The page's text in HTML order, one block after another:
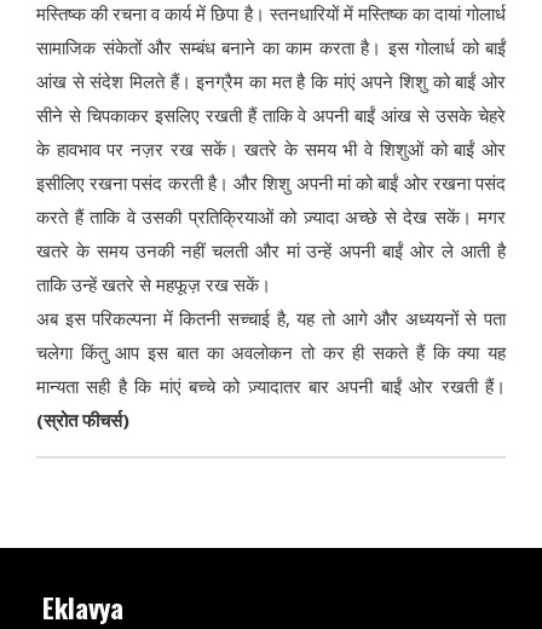
मस्तिष्क की रचना व कार्य में छिपा है। स्तनधारियों में मस्तिष्क का दायां गोलार्ध
सामाजिक संकेतों और सम्बंध बनाने का काम करता है। इस गोलार्ध को बाईं
आंख से संदेश मिलते हैं। इनग्रैम का मत है कि मांएं अपने शिशु को बाईं ओर
सीने से चिपकाकर इसलिए रखती हैं ताकि वे अपनी बाईं आंख से उसके चेहरे
के हावभाव पर नज़र रख सकें। खतरे के समय भी वे शिशुओं को बाईं ओर
इसीलिए रखना पसंद करती है। और शिशु अपनी मां को बाईं ओर रखना पसंद
करते हैं ताकि वे उसकी प्रतिक्रियाओं को ज़्यादा अच्छे से देख सकें। मगर
खतरे के समय उनकी नहीं चलती और मां उन्हें अपनी बाईं ओर ले आती है
ताकि उन्हें खतरे से महफूज़ रख सकें।
अब इस परिकल्पना में कितनी सच्चाई है, यह तो आगे और अध्ययनों से पता
चलेगा किंतु आप इस बात का अवलोकन तो कर ही सकते हैं कि क्या यह
मान्यता सही है कि मांएं बच्चे को ज़्यादातर बार अपनी बाईं ओर रखती हैं।
(स्रोत फीचर्स)
Eklavya